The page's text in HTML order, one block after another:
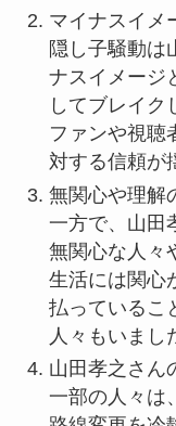
マイナスイメ
隠し子騒動は
ナスイメージ
してブレイク
ファンや視聴
対する信頼が
無関心や理解
一方で、山田
無関心な人々
生活には関心
払っているこ
人々もいまし
山田孝之さん
一部の人々は